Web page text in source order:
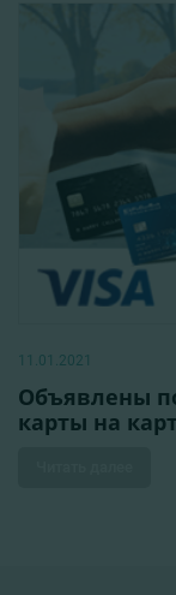
11.01.2021
Объявлены
карты на